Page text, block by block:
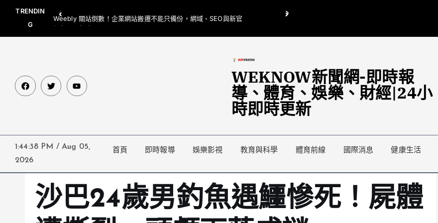
TRENDIN
G
Weebly 關站倒數！企業網站搬遷不能只備份，網域、SEO與新官
網都要一起處理
翁曉玲喊刪陸委會1295萬媒宣費惹議 梁文傑回「只能靠嘴巴」
WEKNOW新聞網-即時報
導、體育、娛樂、財經|24小
時即時更新
1:44:39 PM / Aug 05,
2026
首頁 即時報導 娛樂影視 教育與科學 體育前線 國際消息 健康生活
沙巴24歲男釣魚遇鱷慘死！屍體